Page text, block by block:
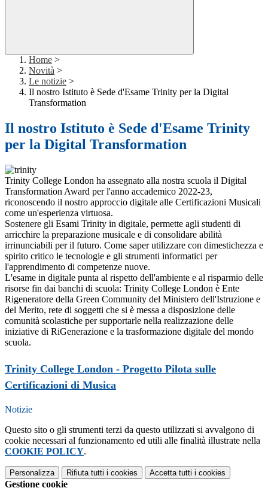
Home >
Novità >
Le notizie >
Il nostro Istituto è Sede d'Esame Trinity per la Digital
Transformation
Il nostro Istituto è Sede d'Esame Trinity
per la Digital Transformation
Trinity College London ha assegnato alla nostra scuola il Digital
Transformation Award per l'anno accademico 2022-23,
riconoscendo il nostro approccio digitale alle Certificazioni Musicali
come un'esperienza virtuosa.
Sostenere gli Esami Trinity in digitale, permette agli studenti di
arricchire la preparazione musicale e di consolidare abilità
irrinunciabili per il futuro. Come saper utilizzare con dimestichezza e
spirito critico le tecnologie e gli strumenti informatici per
l'apprendimento di competenze nuove.
L'esame in digitale punta al rispetto dell'ambiente e al risparmio delle
risorse fin dai banchi di scuola: Trinity College London è Ente
Rigeneratore della Green Community del Ministero dell'Istruzione e
del Merito, rete di soggetti che si è messa a disposizione delle
comunità scolastiche per supportarle nella realizzazione delle
iniziative di RiGenerazione e la trasformazione digitale del mondo
scuola.
Trinity College London - Progetto Pilota sulle
Certificazioni di Musica
Notizie
Questo sito o gli strumenti terzi da questo utilizzati si avvalgono di
cookie necessari al funzionamento ed utili alle finalità illustrate nella
COOKIE POLICY.
Personalizza Rifiuta tutti i cookies Accetta tutti i cookies
Gestione cookie